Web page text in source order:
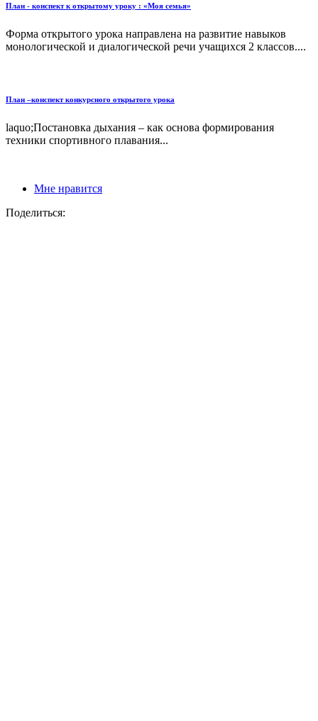
План - конспект к открытому уроку : «Моя семья»
Форма открытого урока направлена на развитие навыков
монологической и диалогической речи учащихся 2 классов....
План –конспект конкурсного открытого урока
laquo;Постановка дыхания – как основа формирования
техники спортивного плавания...
Мне нравится
Поделиться: